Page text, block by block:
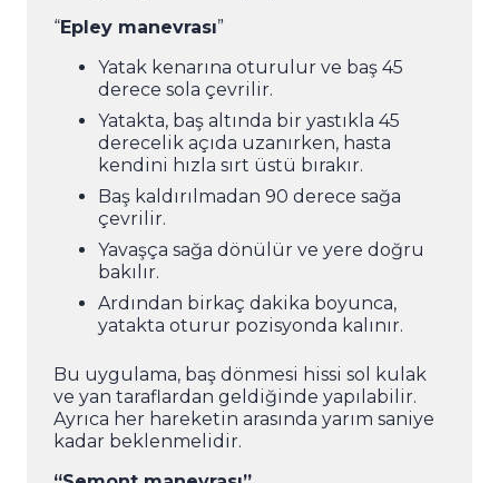
“Epley manevrası”
Yatak kenarına oturulur ve baş 45
derece sola çevrilir.
Yatakta, baş altında bir yastıkla 45
derecelik açıda uzanırken, hasta
kendini hızla sırt üstü bırakır.
Baş kaldırılmadan 90 derece sağa
çevrilir.
Yavaşça sağa dönülür ve yere doğru
bakılır.
Ardından birkaç dakika boyunca,
yatakta oturur pozisyonda kalınır.
Bu uygulama, baş dönmesi hissi sol kulak
ve yan taraflardan geldiğinde yapılabilir.
Ayrıca her hareketin arasında yarım saniye
kadar beklenmelidir.